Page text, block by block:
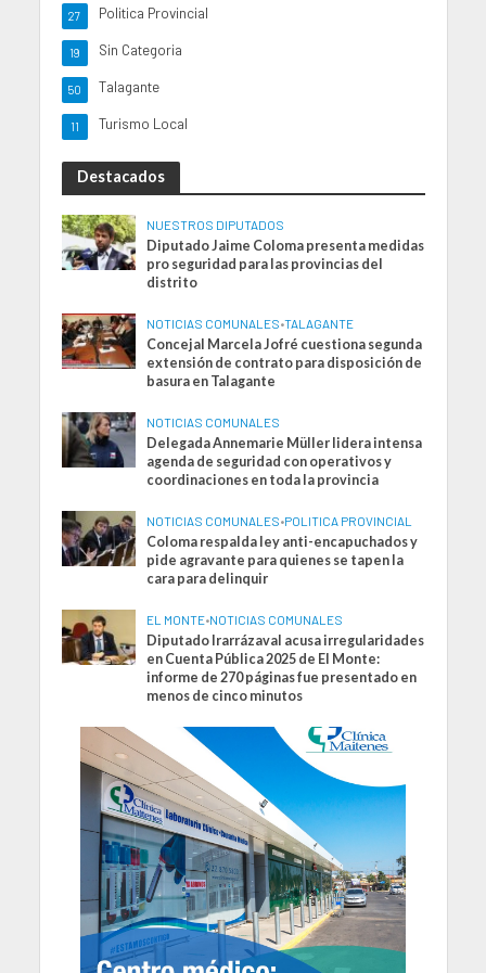
Politica Provincial
27
Sin Categoria
19
Talagante
50
Turismo Local
11
Destacados
NUESTROS DIPUTADOS
Diputado Jaime Coloma presenta medidas
pro seguridad para las provincias del
distrito
NOTICIAS COMUNALES•TALAGANTE
Concejal Marcela Jofré cuestiona segunda
extensión de contrato para disposición de
basura en Talagante
NOTICIAS COMUNALES
Delegada Annemarie Müller lidera intensa
agenda de seguridad con operativos y
coordinaciones en toda la provincia
NOTICIAS COMUNALES•POLITICA PROVINCIAL
Coloma respalda ley anti-encapuchados y
pide agravante para quienes se tapen la
cara para delinquir
EL MONTE•NOTICIAS COMUNALES
Diputado Irarrázaval acusa irregularidades
en Cuenta Pública 2025 de El Monte:
informe de 270 páginas fue presentado en
menos de cinco minutos